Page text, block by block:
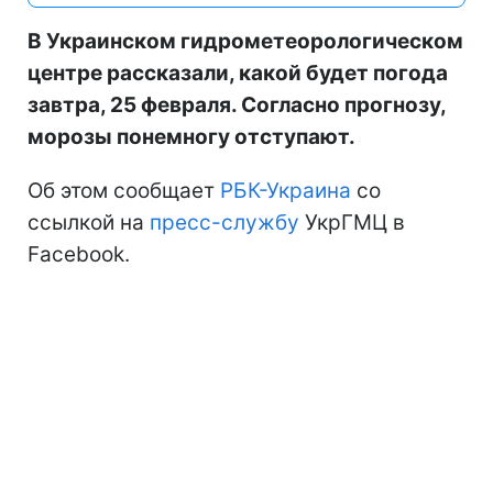
В Украинском гидрометеорологическом
центре рассказали, какой будет погода
завтра, 25 февраля. Согласно прогнозу,
морозы понемногу отступают.
Об этом сообщает РБК-Украина со
ссылкой на пресс-службу УкрГМЦ в
Facebook.